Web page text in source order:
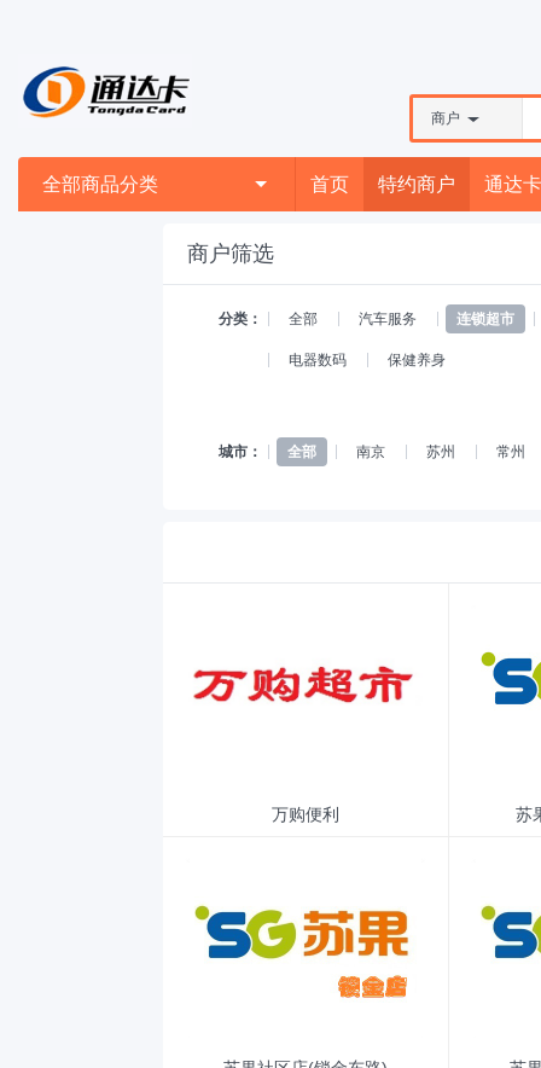
商户
全部商品分类 首页 特约商户 通达卡
商户筛选
分类： 全部 汽车服务 连锁超市
电器数码 保健养身
城市： 全部 南京 苏州 常州
万购便利 苏